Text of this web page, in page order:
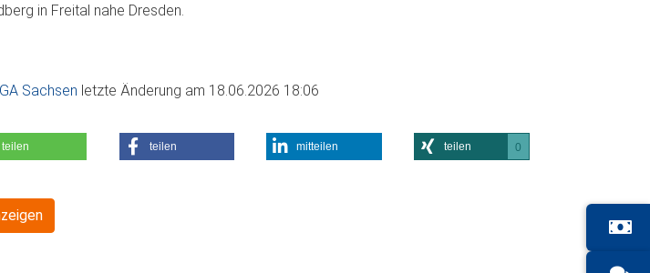
in Freital nahe Dresden.
Sachsen letzte Änderung am 18.06.2026 18:06
teilen teilen mitteilen teilen 0